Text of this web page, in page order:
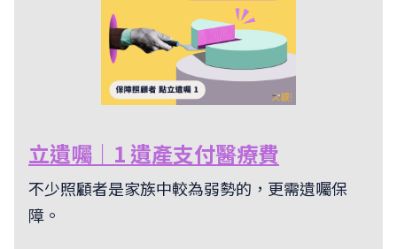
立遺囑｜1 遺產支付醫療費
不少照顧者是家族中較為弱勢的，更需遺囑保
障。